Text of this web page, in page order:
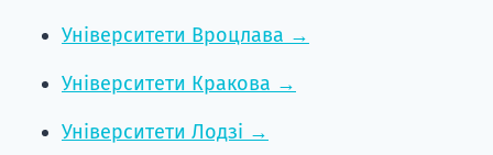
Університети Вроцлава →
Університети Кракова →
Університети Лодзі →